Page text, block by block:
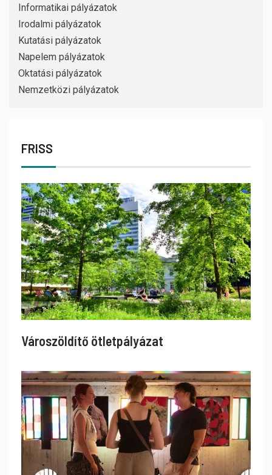
Informatikai pályázatok
Irodalmi pályázatok
Kutatási pályázatok
Napelem pályázatok
Oktatási pályázatok
Nemzetközi pályázatok
FRISS
Városzöldítő ötletpályázat